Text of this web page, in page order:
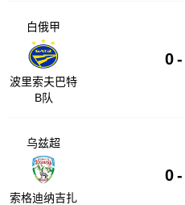
白俄甲
波里索夫巴特
B队
0 -
乌兹超
索格迪纳吉扎
0 -